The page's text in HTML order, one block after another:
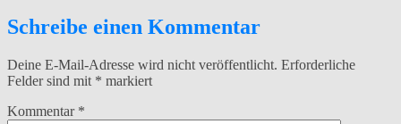
Schreibe einen Kommentar
Deine E-Mail-Adresse wird nicht veröffentlicht. Erforderliche
Felder sind mit * markiert
Kommentar *